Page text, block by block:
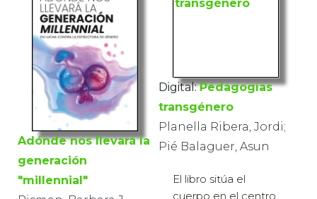
Adónde nos llevará la
generación
"millennial"
Digital: Pedagogías
transgénero
Planella Ribera, Jordi;
Pié Balaguer, Asun
El libro sitúa el
cuerpo en el centro